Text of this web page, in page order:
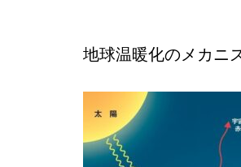
地球温暖化のメカニ